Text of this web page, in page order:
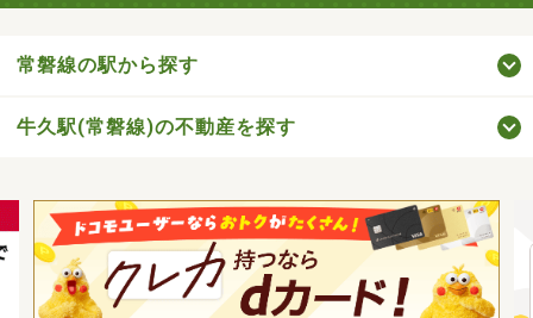
常磐線の駅から探す
牛久駅(常磐線)の不動産を探す